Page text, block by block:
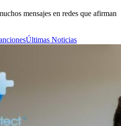
mensajes en redes que afirman
Últimas Noticias